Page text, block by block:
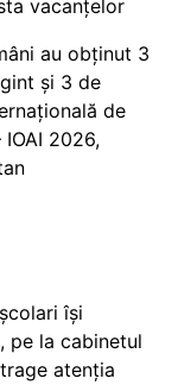
vacanțelor
au obținut 3
și 3 de
de
2026,
își
pe la cabinetul
atenția